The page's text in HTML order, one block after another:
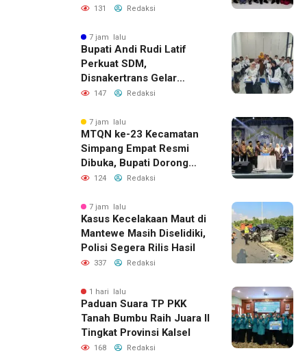
Pemprov Kalsel
131 Redaksi
7 jam lalu
Bupati Andi Rudi Latif
Perkuat SDM,
Disnakertrans Gelar
Pelatihan Desain Grafis
147 Redaksi
7 jam lalu
MTQN ke-23 Kecamatan
Simpang Empat Resmi
Dibuka, Bupati Dorong
Lahirnya Generasi Qur’ani
124 Redaksi
7 jam lalu
Kasus Kecelakaan Maut di
Mantewe Masih Diselidiki,
Polisi Segera Rilis Hasil
337 Redaksi
1 hari lalu
Paduan Suara TP PKK
Tanah Bumbu Raih Juara II
Tingkat Provinsi Kalsel
168 Redaksi